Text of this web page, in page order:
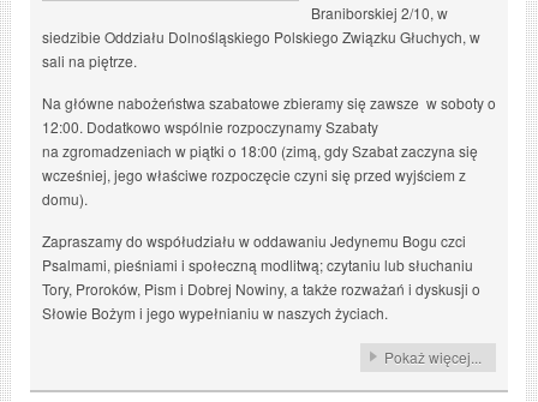
Braniborskiej 2/10, w
siedzibie Oddziału Dolnośląskiego Polskiego Związku Głuchych, w
sali na piętrze.
Na główne nabożeństwa szabatowe zbieramy się zawsze w soboty o
12:00. Dodatkowo wspólnie rozpoczynamy Szabaty
na zgromadzeniach w piątki o 18:00 (zimą, gdy Szabat zaczyna się
wcześniej, jego właściwe rozpoczęcie czyni się przed wyjściem z
domu).
Zapraszamy do współudziału w oddawaniu Jedynemu Bogu czci
Psalmami, pieśniami i społeczną modlitwą; czytaniu lub słuchaniu
Tory, Proroków, Pism i Dobrej Nowiny, a także rozważań i dyskusji o
Słowie Bożym i jego wypełnianiu w naszych życiach.
Pokaż więcej...